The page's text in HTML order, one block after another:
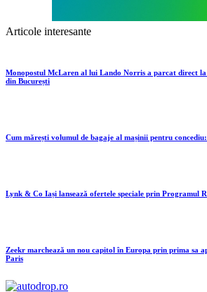
Articole interesante
Monopostul McLaren al lui Lando Norris a parcat direct
din București
Cum mărești volumul de bagaje al mașinii pentru
Lynk & Co Iași lansează ofertele speciale prin Programul
Zeekr marchează un nou capitol în Europa prin prima sa
Paris